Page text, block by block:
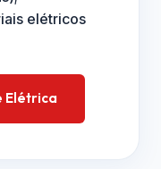
elétricos
Elétrica